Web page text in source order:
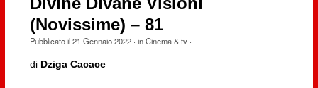
(Novissime) – 81
Pubblicato il21 Gennaio 2022· inCinema & tv·
di Dziga Cacace